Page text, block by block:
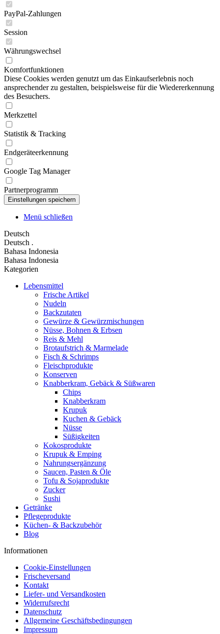
PayPal-Zahlungen
Session
Währungswechsel
Komfortfunktionen
Diese Cookies werden genutzt um das Einkaufserlebnis noch
ansprechender zu gestalten, beispielsweise für die Wiedererkennung
des Besuchers.
Merkzettel
Statistik & Tracking
Endgeräteerkennung
Google Tag Manager
Partnerprogramm
Menü schließen
Deutsch
Deutsch .
Bahasa Indonesia
Bahasa Indonesia
Kategorien
Lebensmittel
Frische Artikel
Nudeln
Backzutaten
Gewürze & Gewürzmischungen
Nüsse, Bohnen & Erbsen
Reis & Mehl
Brotaufstrich & Marmelade
Fisch & Schrimps
Fleischprodukte
Konserven
Knabberkram, Gebäck & Süßwaren
Chips
Knabberkram
Krupuk
Kuchen & Gebäck
Nüsse
Süßigkeiten
Kokosprodukte
Krupuk & Emping
Nahrungsergänzung
Saucen, Pasten & Öle
Tofu & Sojaprodukte
Zucker
Sushi
Getränke
Pflegeprodukte
Küchen- & Backzubehör
Blog
Informationen
Cookie-Einstellungen
Frischeversand
Kontakt
Liefer- und Versandkosten
Widerrufsrecht
Datenschutz
Allgemeine Geschäftsbedingungen
Impressum